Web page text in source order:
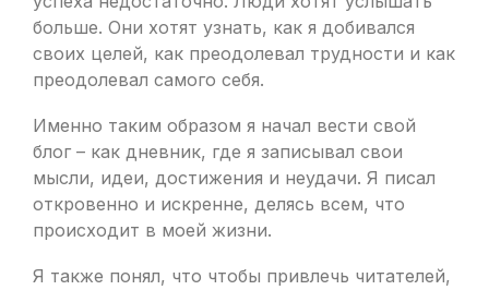
больше. Они хотят узнать, как я добивался
своих целей, как преодолевал трудности и как
преодолевал самого себя.
Именно таким образом я начал вести свой
блог – как дневник, где я записывал свои
мысли, идеи, достижения и неудачи. Я писал
откровенно и искренне, делясь всем, что
происходит в моей жизни.
Я также понял, что чтобы привлечь читателей,